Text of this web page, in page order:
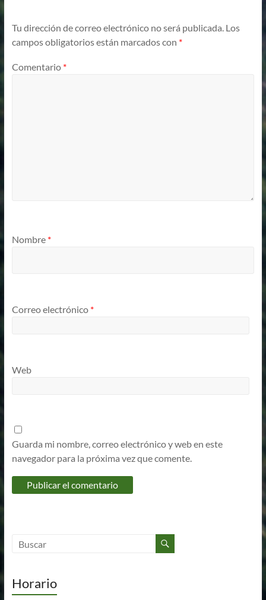
Tu dirección de correo electrónico no será publicada. Los
campos obligatorios están marcados con *
Comentario *
Nombre *
Correo electrónico *
Web
Guarda mi nombre, correo electrónico y web en este
navegador para la próxima vez que comente.
Horario